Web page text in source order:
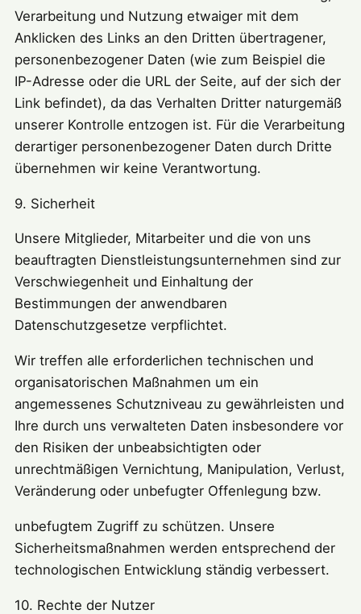
Verarbeitung und Nutzung etwaiger mit dem
Anklicken des Links an den Dritten übertragener,
personenbezogener Daten (wie zum Beispiel die
IP-Adresse oder die URL der Seite, auf der sich der
Link befindet), da das Verhalten Dritter naturgemäß
unserer Kontrolle entzogen ist. Für die Verarbeitung
derartiger personenbezogener Daten durch Dritte
übernehmen wir keine Verantwortung.
9. Sicherheit
Unsere Mitglieder, Mitarbeiter und die von uns
beauftragten Dienstleistungsunternehmen sind zur
Verschwiegenheit und Einhaltung der
Bestimmungen der anwendbaren
Datenschutzgesetze verpflichtet.
Wir treffen alle erforderlichen technischen und
organisatorischen Maßnahmen um ein
angemessenes Schutzniveau zu gewährleisten und
Ihre durch uns verwalteten Daten insbesondere vor
den Risiken der unbeabsichtigten oder
unrechtmäßigen Vernichtung, Manipulation, Verlust,
Veränderung oder unbefugter Offenlegung bzw.
unbefugtem Zugriff zu schützen. Unsere
Sicherheitsmaßnahmen werden entsprechend der
technologischen Entwicklung ständig verbessert.
10. Rechte der Nutzer